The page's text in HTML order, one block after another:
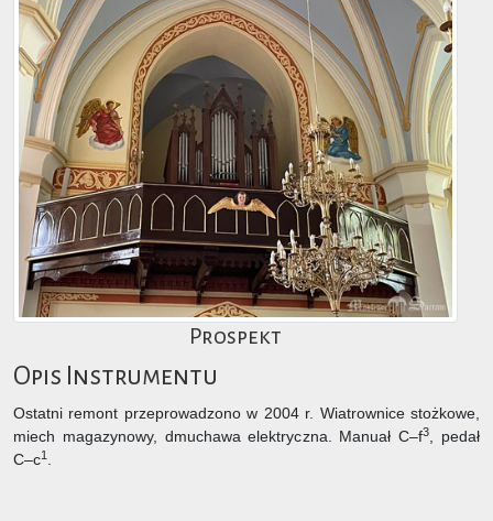
Prospekt
Opis Instrumentu
Ostatni remont przeprowadzono w 2004 r. Wiatrownice stożkowe,
miech magazynowy, dmuchawa elektryczna. Manuał C–f3
, pedał
C–c1